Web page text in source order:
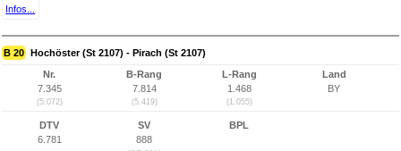
Infos...
B 20 Hochöster (St 2107) - Pirach (St 2107)
Nr.
7.345
(5.072)
B-Rang
7.814
(5.419)
L-Rang
1.468
(1.055)
Land
BY
DTV
6.781
SV
888
BPL